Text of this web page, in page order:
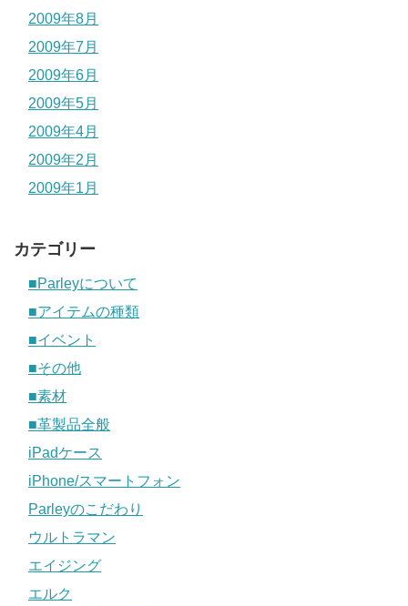
2009年8月
2009年7月
2009年6月
2009年5月
2009年4月
2009年2月
2009年1月
カテゴリー
■Parleyについて
■アイテムの種類
■イベント
■その他
■素材
■革製品全般
iPadケース
iPhone/スマートフォン
Parleyのこだわり
ウルトラマン
エイジング
エルク